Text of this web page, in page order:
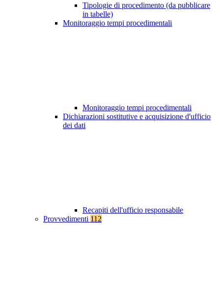
Tipologie di procedimento (da pubblicare
in tabelle)
Monitoraggio tempi procedimentali
Monitoraggio tempi procedimentali
Dichiarazioni sostitutive e acquisizione d'ufficio
dei dati
Recapiti dell'ufficio responsabile
Provvedimenti 112